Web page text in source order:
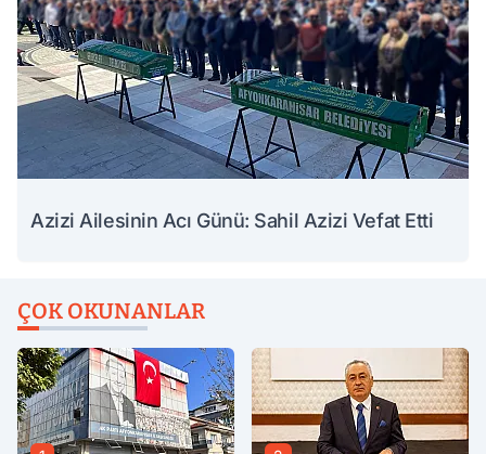
Azizi Ailesinin Acı Günü: Sahil Azizi Vefat Etti
ÇOK OKUNANLAR